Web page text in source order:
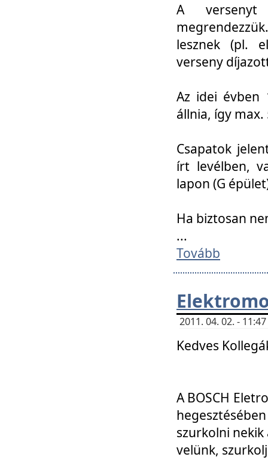
A versenyt
lesznek (pl.
verseny
Az idei évben
állnia, így
Csapatok
írt levélben,
lapon (G
Ha biztosan
...
Tovább
2011. 04. 02. -
Kedves
A BOSCH
szurkolni
velünk,